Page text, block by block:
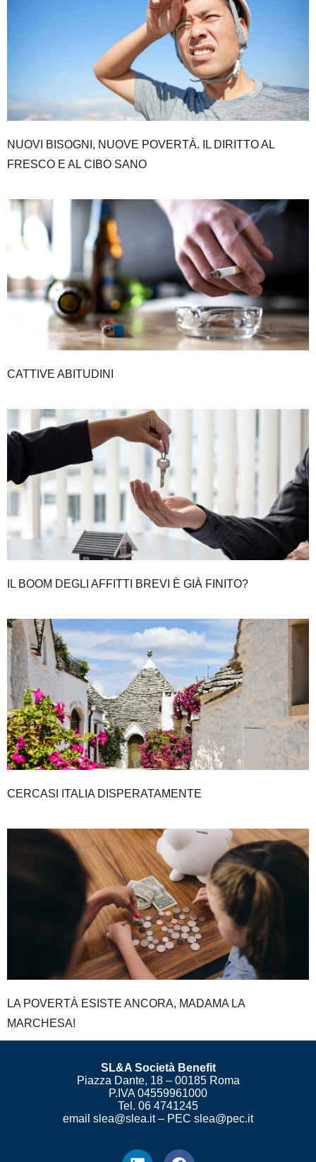
NUOVI BISOGNI, NUOVE POVERTÀ. IL DIRITTO AL
FRESCO E AL CIBO SANO
CATTIVE ABITUDINI
IL BOOM DEGLI AFFITTI BREVI È GIÀ FINITO?
CERCASI ITALIA DISPERATAMENTE
LA POVERTÀ ESISTE ANCORA, MADAMA LA
MARCHESA!
SL&A Società Benefit
Piazza Dante, 18 – 00185 Roma
P.IVA 04559961000
Tel. 06 4741245
email slea@slea.it – PEC slea@pec.it